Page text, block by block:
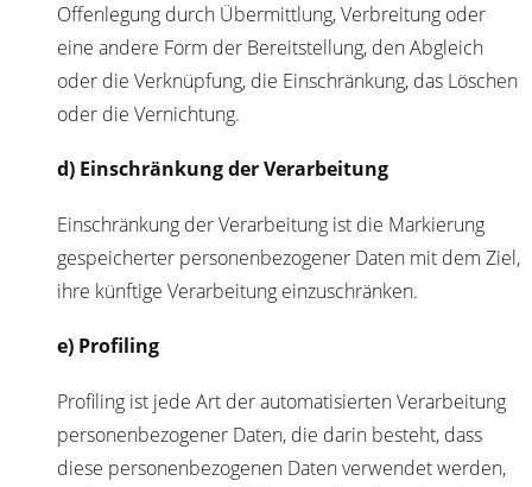
Offenlegung durch Übermittlung, Verbreitung oder
eine andere Form der Bereitstellung, den Abgleich
oder die Verknüpfung, die Einschränkung, das Löschen
oder die Vernichtung.
d) Einschränkung der Verarbeitung
Einschränkung der Verarbeitung ist die Markierung
gespeicherter personenbezogener Daten mit dem Ziel,
ihre künftige Verarbeitung einzuschränken.
e) Profiling
Profiling ist jede Art der automatisierten Verarbeitung
personenbezogener Daten, die darin besteht, dass
diese personenbezogenen Daten verwendet werden,